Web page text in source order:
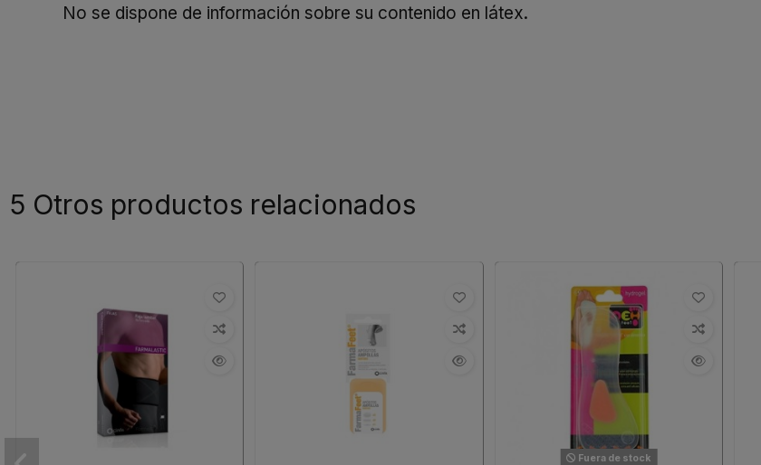
No se dispone de información sobre su contenido en látex.
5 Otros productos relacionados
Fuera de stock